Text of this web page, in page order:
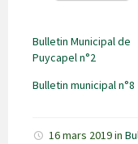
Bulletin Municipal de
Puycapel n°2
Bulletin municipal n°8
16 mars 2019in